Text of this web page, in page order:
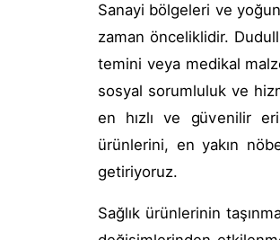
Sanayi bölgeleri ve
zaman önceliklidir.
temini veya medikal
sosyal sorumluluk ve
en hızlı ve güvenilir
ürünlerini, en yakın
getiriyoruz.
Sağlık ürünlerinin